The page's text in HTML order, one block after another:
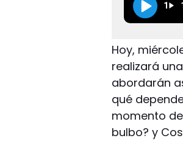
1
Hoy,
realizará
abordarán
qué
momento
bulbo? y